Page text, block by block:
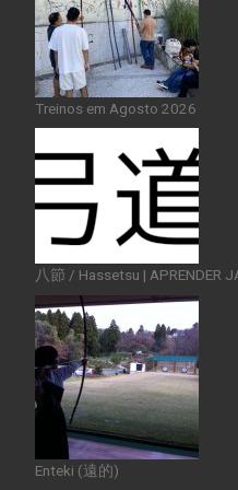
Treinos em Agosto 2026
八節 / Hassetsu | APRENDER
Enteki (遠的)